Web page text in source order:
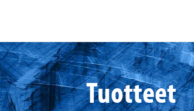
Tuotteet